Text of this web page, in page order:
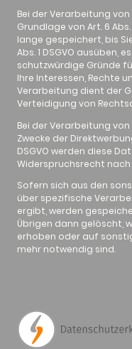
Bei der Verarbeitung
Grundlage von Art. 6
lange gespeichert, bis
Abs. 1 DSGVO ausüben,
schutzwürdige Gründe
Ihre Interessen, Rechte
Verarbeitung dient der
Verteidigung von
Bei der Verarbeitung
Zwecke der
DSGVO werden diese
Widerspruchsrecht nach
Sofern sich aus den
über spezifische
ergibt, werden
Übrigen dann gelöscht,
erhoben oder auf
mehr notwendig sind.